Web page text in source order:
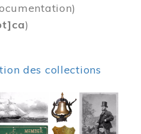
)
des collections